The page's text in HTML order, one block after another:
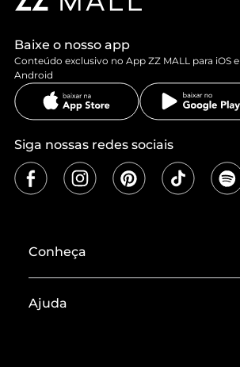
Baixe o nosso app
Conteúdo exclusivo no App ZZ MALL para iOS e
Android
Siga nossas redes sociais
Conheça
Termos de Uso
Ajuda